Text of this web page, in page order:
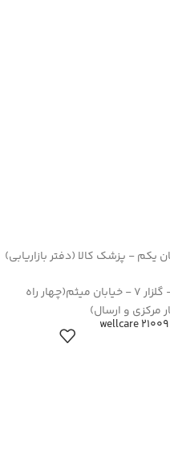
یکم - پزشک کالا (دفتر بازاریابی)
اصفهان – بلوار کشاورز - کوی گلزار - گلزار 7 - خیابان میثم(چهار راه
مرکزی و ارسال)